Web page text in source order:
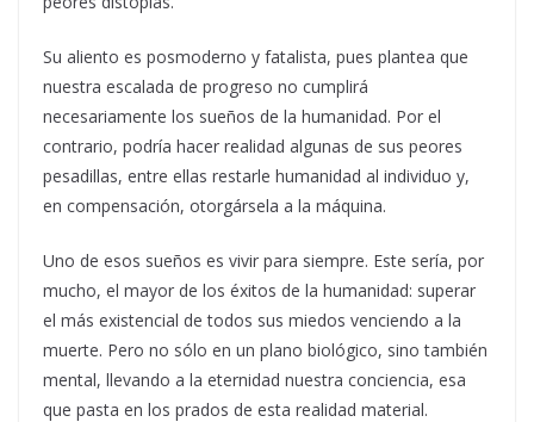
Su aliento es posmoderno y fatalista, pues plantea que
nuestra escalada de progreso no cumplirá
necesariamente los sueños de la humanidad. Por el
contrario, podría hacer realidad algunas de sus peores
pesadillas, entre ellas restarle humanidad al individuo y,
en compensación, otorgársela a la máquina.
Uno de esos sueños es vivir para siempre. Este sería, por
mucho, el mayor de los éxitos de la humanidad: superar
el más existencial de todos sus miedos venciendo a la
muerte. Pero no sólo en un plano biológico, sino también
mental, llevando a la eternidad nuestra conciencia, esa
que pasta en los prados de esta realidad material.